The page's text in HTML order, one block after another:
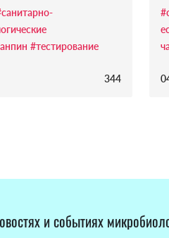
#тестирование
344
и событиях